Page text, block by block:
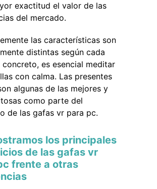
exactitud el valor de las
del mercado.
las características son
distintas según cada
concreto, es esencial meditar
con calma. Las presentes
algunas de las mejores y
como parte del
de las gafas vr para pc.
los principales
de las gafas vr
frente a otras